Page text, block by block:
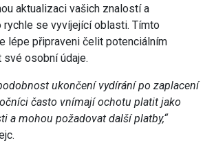
aktualizaci vašich znalostí a
se vyvíjející oblasti. Tímto
lépe připraveni čelit potenciálním
své osobní údaje.
ukončení vydírání po zaplacení
často vnímají ochotu platit jako
a mohou požadovat další platby,“